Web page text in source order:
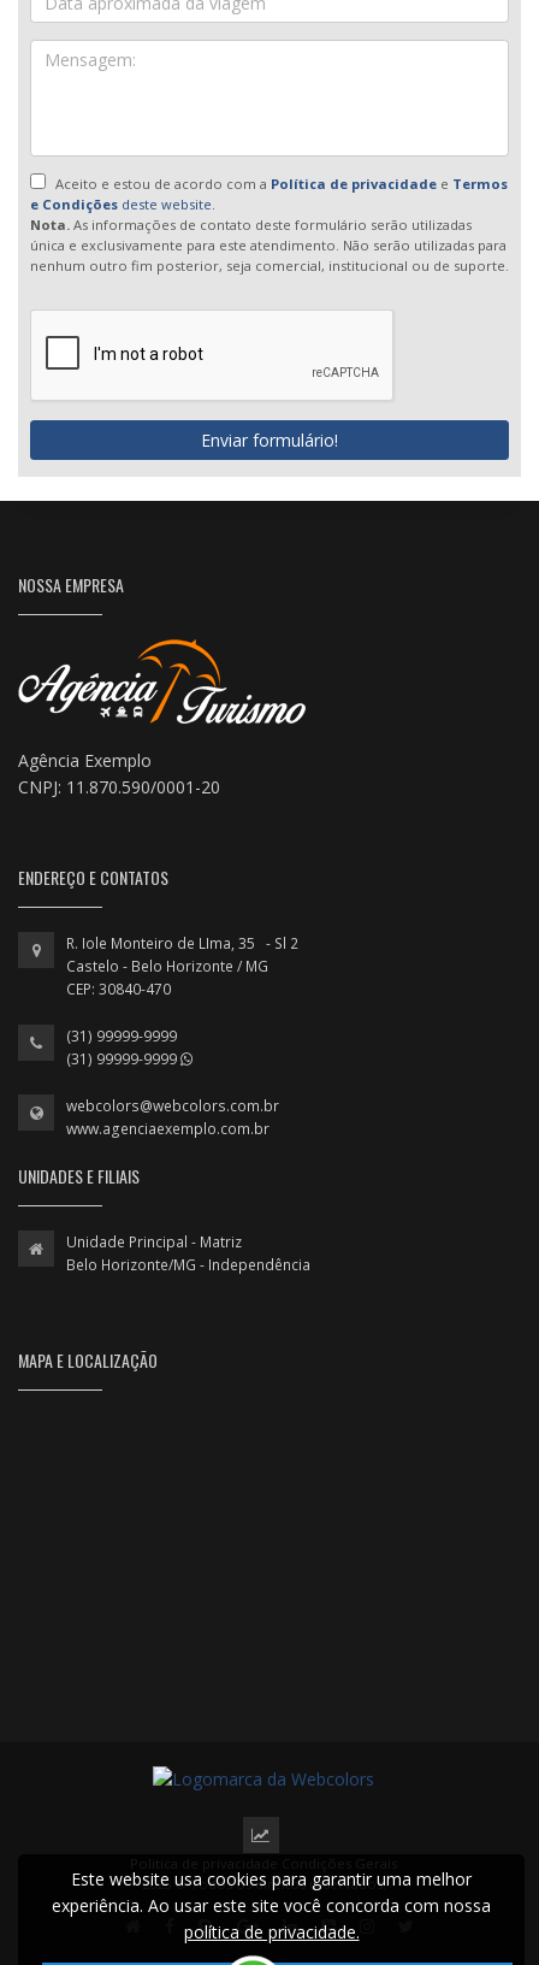
Aceito e estou de acordo com a Política de privacidadee Termos
e Condições deste website.
Nota. As informações de contato deste formulário serão utilizadas
única e exclusivamente para este atendimento. Não serão utilizadas para
nenhum outro fim posterior, seja comercial, institucional ou de suporte.
Enviar formulário!
NOSSA EMPRESA
Agência Exemplo
CNPJ: 11.870.590/0001-20
ENDEREÇO E CONTATOS
R. Iole Monteiro de LIma, 35 - Sl 2
Castelo - Belo Horizonte / MG
CEP: 30840-470
(31) 99999-9999
(31) 99999-9999
webcolors@webcolors.com.br
www.agenciaexemplo.com.br
UNIDADES E FILIAIS
Unidade Principal - Matriz
Belo Horizonte/MG - Independência
MAPA E LOCALIZAÇÃO
2025 © Todos os direitos reservados.
Este website usa cookies para garantir uma melhor
experiência. Ao usar este site você concorda com nossa
política de privacidade.